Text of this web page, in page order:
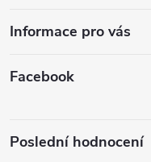
y
v
p
Informace pro vás
Facebook
Poslední hodnocení